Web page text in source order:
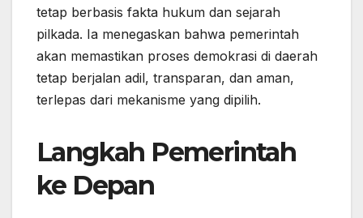
tetap berbasis fakta hukum dan sejarah
pilkada. Ia menegaskan bahwa pemerintah
akan memastikan proses demokrasi di daerah
tetap berjalan adil, transparan, dan aman,
terlepas dari mekanisme yang dipilih.
Langkah Pemerintah
ke Depan